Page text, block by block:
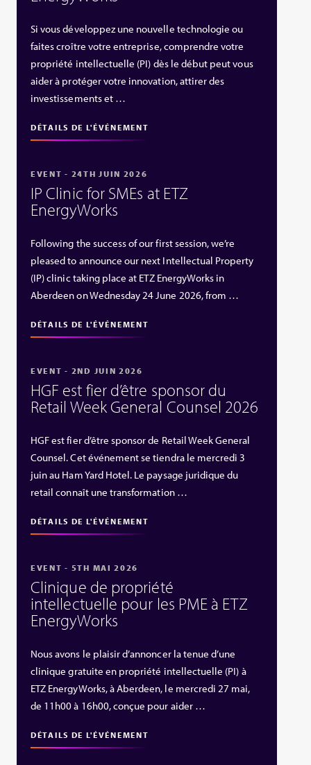
Si vous développez une nouvelle technologie ou
faites croître votre entreprise, comprendre votre
propriété intellectuelle (PI) dès le début peut vous
aider à protéger votre innovation, attirer des
investissements et …
DÉTAILS DE L'ÉVÉNEMENT
EVENT - 24TH JUIN 2026
IP Clinic for SMEs at ETZ
EnergyWorks
Following the success of our first session, we’re
pleased to announce our next Intellectual Property
(IP) clinic taking place at ETZ EnergyWorks in
Aberdeen on Wednesday 24 June 2026, from …
DÉTAILS DE L'ÉVÉNEMENT
EVENT - 2ND JUIN 2026
HGF est fier d’être sponsor du
Retail Week General Counsel 2026
HGF est fier d’être sponsor de Retail Week General
Counsel. Cet événement se tiendra le mercredi 3
juin au Ham Yard Hotel. Le paysage juridique du
retail connaît une transformation …
DÉTAILS DE L'ÉVÉNEMENT
EVENT - 5TH MAI 2026
Clinique de propriété
intellectuelle pour les PME à ETZ
EnergyWorks
Nous avons le plaisir d’annoncer la tenue d’une
clinique gratuite en propriété intellectuelle (PI) à
ETZ EnergyWorks, à Aberdeen, le mercredi 27 mai,
de 11h00 à 16h00, conçue pour aider …
DÉTAILS DE L'ÉVÉNEMENT